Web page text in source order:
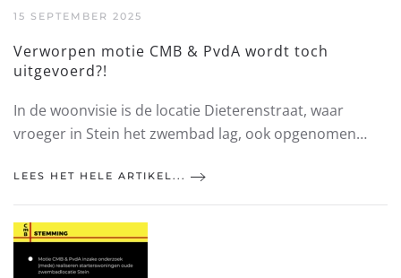
15 SEPTEMBER 2025
Verworpen motie CMB & PvdA wordt toch
uitgevoerd?!
In de woonvisie is de locatie Dieterenstraat, waar
vroeger in Stein het zwembad lag, ook opgenomen…
LEES HET HELE ARTIKEL...